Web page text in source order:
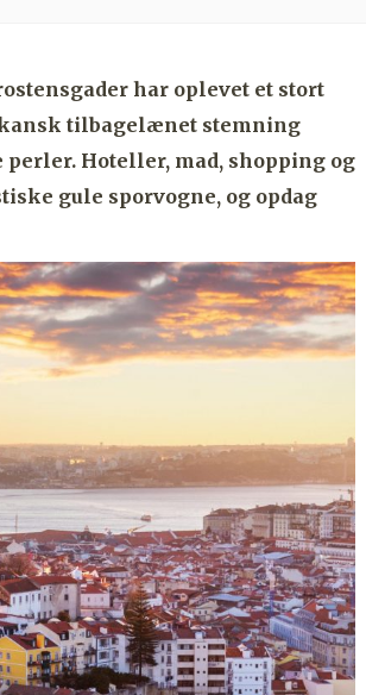
har oplevet et stort
tilbagelænet stemning
perler. Hoteller, mad, shopping og
gule sporvogne, og opdag